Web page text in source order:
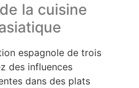
la cuisine
espagnole de trois
des influences
dans des plats